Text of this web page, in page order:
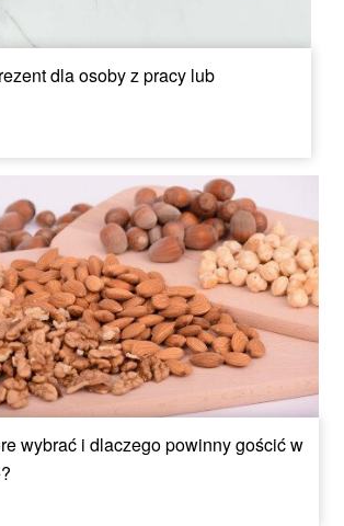
dla osoby z pracy lub
wybrać i dlaczego powinny gościć w